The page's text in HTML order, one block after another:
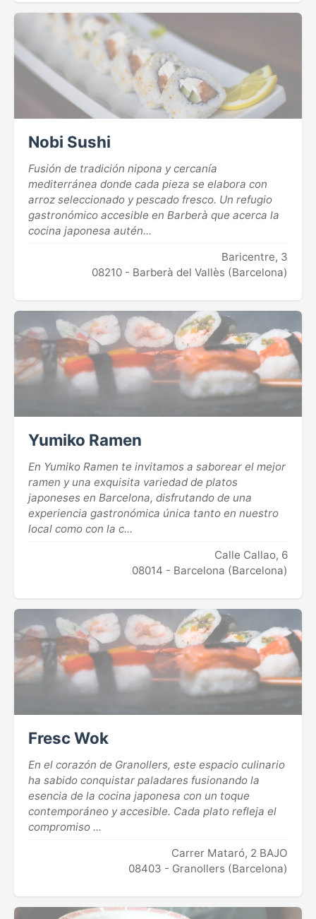
Nobi Sushi
Fusión de tradición nipona y cercanía
mediterránea donde cada pieza se elabora con
arroz seleccionado y pescado fresco. Un refugio
gastronómico accesible en Barberà que acerca la
cocina japonesa autén...
Baricentre, 3
08210 - Barberà del Vallès (Barcelona)
Yumiko Ramen
En Yumiko Ramen te invitamos a saborear el mejor
ramen y una exquisita variedad de platos
japoneses en Barcelona, disfrutando de una
experiencia gastronómica única tanto en nuestro
local como con la c...
Calle Callao, 6
08014 - Barcelona (Barcelona)
Fresc Wok
En el corazón de Granollers, este espacio culinario
ha sabido conquistar paladares fusionando la
esencia de la cocina japonesa con un toque
contemporáneo y accesible. Cada plato refleja el
compromiso ...
Carrer Mataró, 2 BAJO
08403 - Granollers (Barcelona)